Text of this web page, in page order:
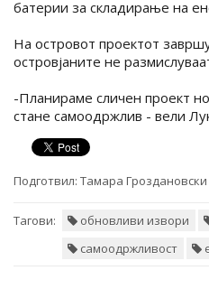
батерии за складирање на
На островот проектот
островјаните не
-Планираме сличен проект
стане самоодржлив - вели
Подготвил: Тамара Гроздановски
Тагови: обновливи извори
самоодржливост